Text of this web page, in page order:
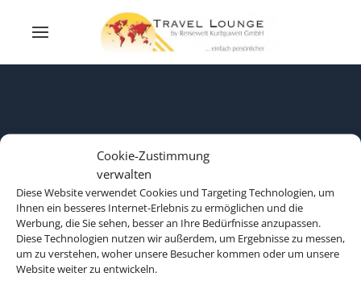
Cookie-Zustimmung
verwalten
Diese Website verwendet Cookies und Targeting Technologien, um
Ihnen ein besseres Internet-Erlebnis zu ermöglichen und die
Werbung, die Sie sehen, besser an Ihre Bedürfnisse anzupassen.
Diese Technologien nutzen wir außerdem, um Ergebnisse zu messen,
um zu verstehen, woher unsere Besucher kommen oder um unsere
Website weiter zu entwickeln.